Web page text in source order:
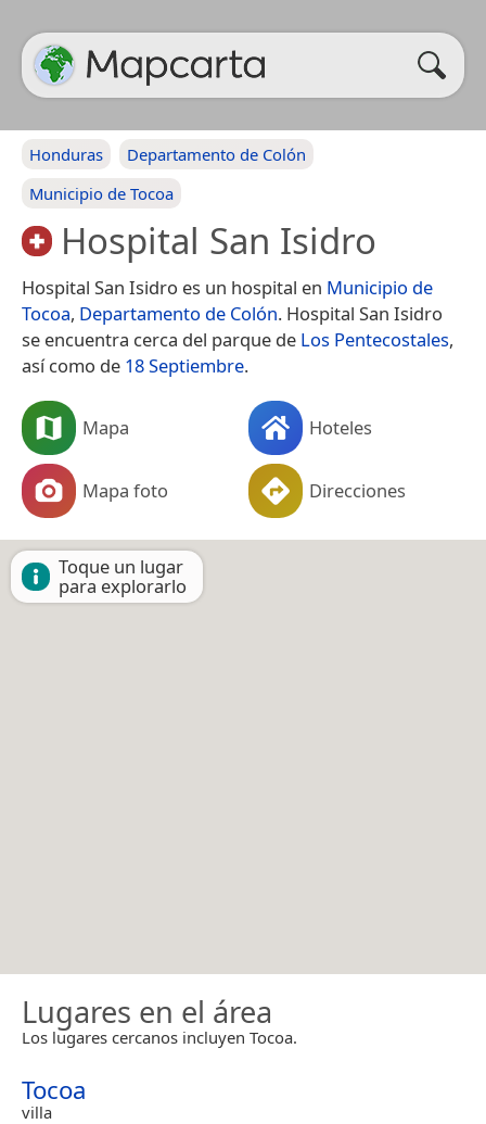
Honduras
Departamento de Colón
Municipio de Tocoa
Hospital San Isidro
Hospital San Isidro es un hospital en Municipio de
Tocoa, Departamento de Colón. Hospital San Isidro
se encuentra cerca del parque de Los Pentecostales,
así como de 18 Septiembre.
Mapa Hoteles
Mapa foto Direcciones
Toque un lugar
para explorarlo
Lugares en el área
Los lugares cercanos incluyen Tocoa.
Tocoa
villa